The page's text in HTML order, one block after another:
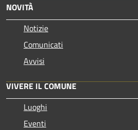
NOVITÀ
Notizie
Comunicati
Avvisi
VIVERE IL COMUNE
Luoghi
Eventi